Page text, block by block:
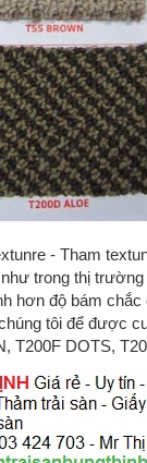
- Tham
trong thị
hơn độ bám
tôi để được
T200F DOTS,